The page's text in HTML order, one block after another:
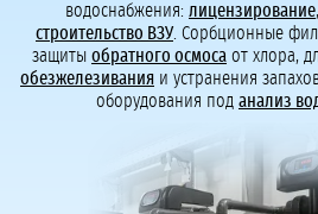
водоснабжения: лицензирование,
строительство ВЗУ. Сорбционные
защиты обратного осмоса от хлора,
обезжелезивания и устранения
оборудования под анализ